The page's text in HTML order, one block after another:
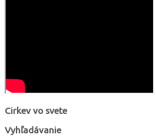
Cirkev vo svete
Vyhľadávanie